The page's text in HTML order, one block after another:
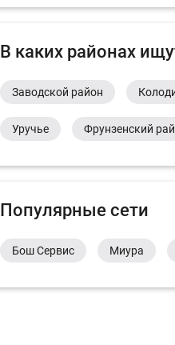
В каких районах
Заводской район
Уручье Фрунзенский
Популярные сети
Бош Сервис Миура